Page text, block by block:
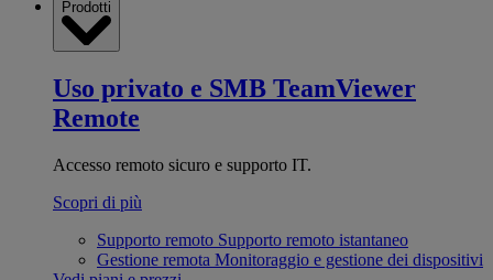
Prodotti
Uso privato e SMB TeamViewer
Remote
Accesso remoto sicuro e supporto IT.
Scopri di più
Supporto remoto Supporto remoto istantaneo
Gestione remota Monitoraggio e gestione dei dispositivi